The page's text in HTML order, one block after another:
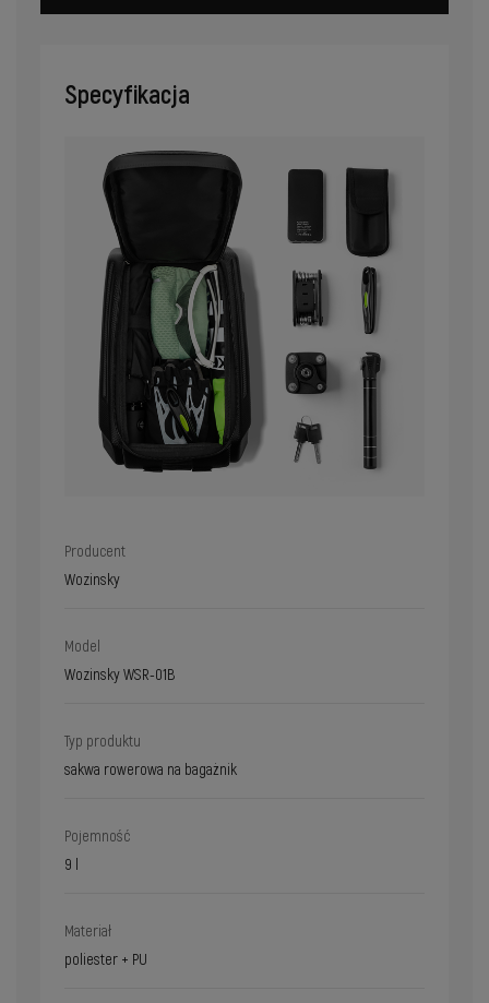
Specyfikacja
Producent
Wozinsky
Model
Wozinsky WSR-01B
Typ produktu
sakwa rowerowa na bagażnik
Pojemność
9 l
Materiał
poliester + PU